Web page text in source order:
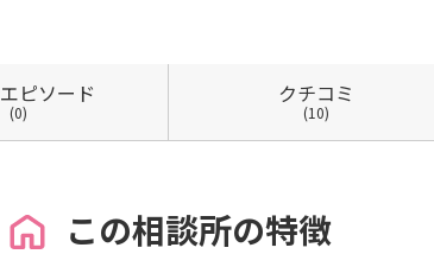
エピソード
(0)
クチコミ
(10)
この相談所の特徴